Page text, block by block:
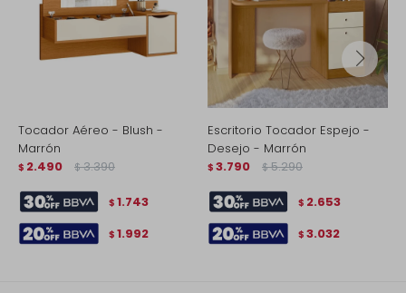
Tocador Aéreo - Blush -
Marrón
$ 2.490 $ 3.390
$ 1.743
$ 1.992
Escritorio Tocador Espejo -
Desejo - Marrón
$ 3.790 $ 5.290
$ 2.653
$ 3.032